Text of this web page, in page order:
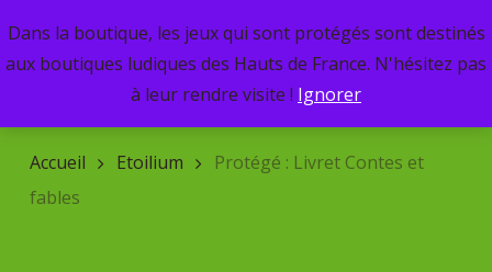
Dans la boutique, les jeux qui sont protégés sont destinés
aux boutiques ludiques des Hauts de France. N'hésitez pas
à leur rendre visite ! Ignorer
to
main
produits
Menu
Accueil Etoilium
Protégé : Livret Contes et
fables